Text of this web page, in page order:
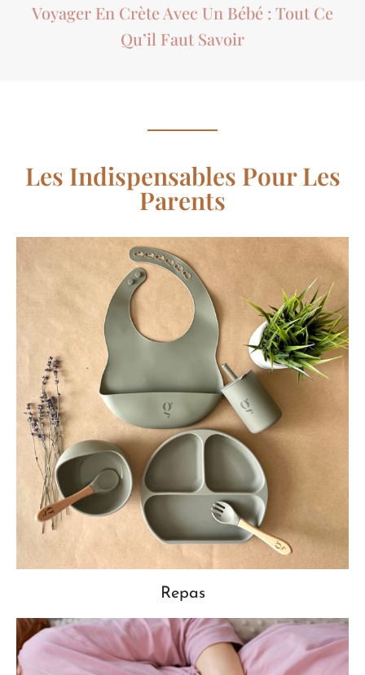
Voyager En Crète Avec Un Bébé : Tout Ce
Qu’il Faut Savoir
Les Indispensables Pour Les
Parents
Repas